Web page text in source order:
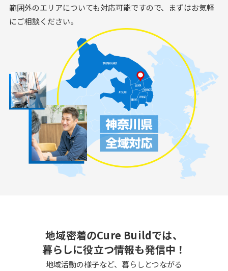
範囲外のエリアについても対応可能ですので、まずはお気軽
にご相談ください。
地域密着のCure Buildでは、
暮らしに役立つ情報も発信中！
地域活動の様子など、暮らしとつながる